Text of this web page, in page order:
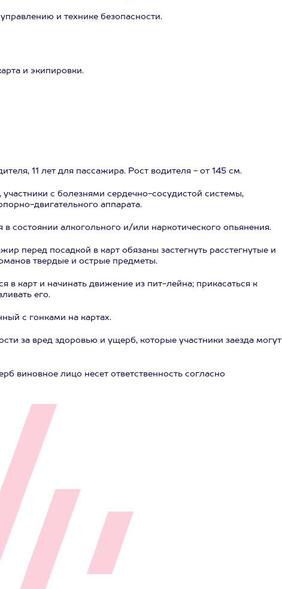
и технике безопасности.
и экипировки.
11 лет для пассажира. Рост водителя - от 145 см.
с болезнями сердечно-сосудистой системы,
двигательного аппарата.
состоянии алкогольного и/или наркотического опьянения.
перед посадкой в карт обязаны застегнуть расстегнутые и
твердые и острые предметы.
в карт и начинать движение из пит-лейна; прикасаться к
его.
с гонками на картах.
за вред здоровью и ущерб, которые участники заезда могут
виновное лицо несет ответственность согласно